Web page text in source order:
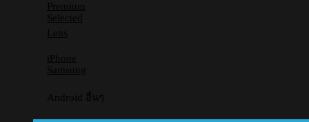
Premium
Selected
Lens
iPhone
Samsung
Android อื่นๆ